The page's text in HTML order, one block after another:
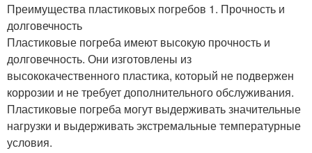
Преимущества пластиковых погребов 1. Прочность и
долговечность
Пластиковые погреба имеют высокую прочность и
долговечность. Они изготовлены из
высококачественного пластика, который не подвержен
коррозии и не требует дополнительного обслуживания.
Пластиковые погреба могут выдерживать значительные
нагрузки и выдерживать экстремальные температурные
условия.